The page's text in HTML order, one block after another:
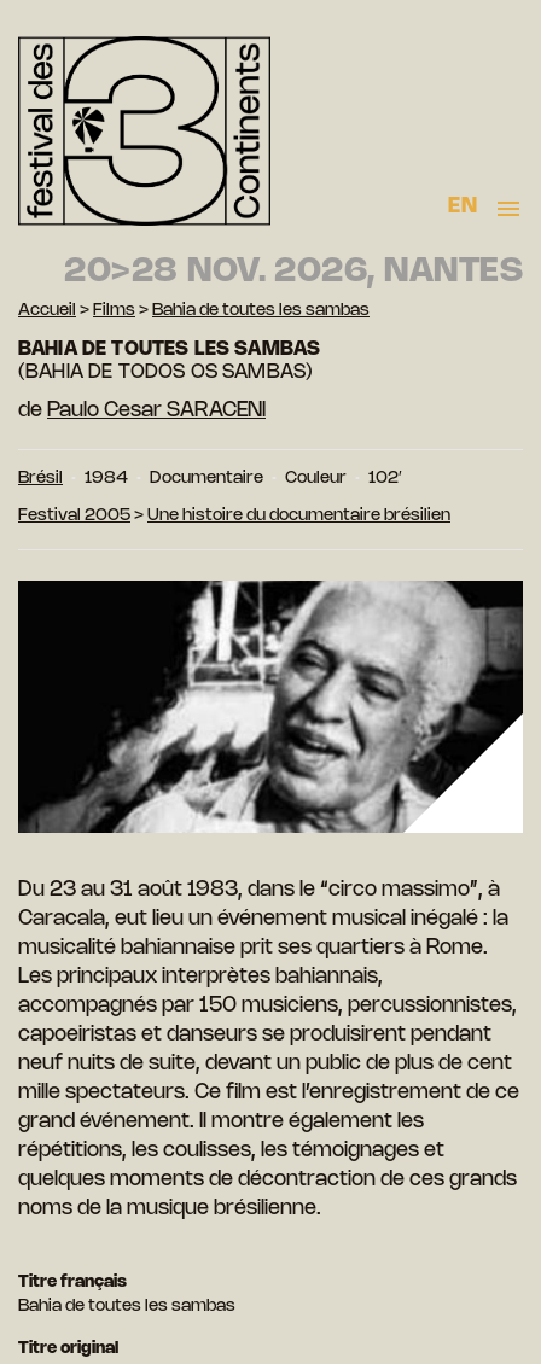
EN
20>28 NOV. 2026, NANTES
Accueil > Films > Bahia de toutes les sambas
BAHIA DE TOUTES LES SAMBAS
(BAHIA DE TODOS OS SAMBAS)
de Paulo Cesar SARACENI
Brésil 1984 Documentaire Couleur 102′
Festival 2005 > Une histoire du documentaire brésilien
Du 23 au 31 août 1983, dans le “circo massimo”, à
Caracala, eut lieu un événement musical inégalé : la
musicalité bahiannaise prit ses quartiers à Rome.
Les principaux interprètes bahiannais,
accompagnés par 150 musiciens, percussionnistes,
capoeiristas et danseurs se produisirent pendant
neuf nuits de suite, devant un public de plus de cent
mille spectateurs. Ce film est l’enregistrement de ce
grand événement. Il montre également les
répétitions, les coulisses, les témoignages et
quelques moments de décontraction de ces grands
noms de la musique brésilienne.
Titre français
Bahia de toutes les sambas
Titre original